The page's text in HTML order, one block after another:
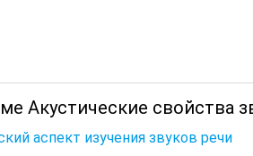
Акустические свойства
аспект изучения звуков речи